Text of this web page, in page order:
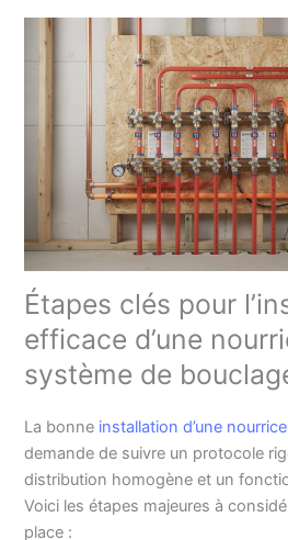
Étapes clés pour
efficace d’une
système de
La bonne installation d’une nourrice
demande de suivre un protocole
distribution homogène et un
Voici les étapes majeures à
place :